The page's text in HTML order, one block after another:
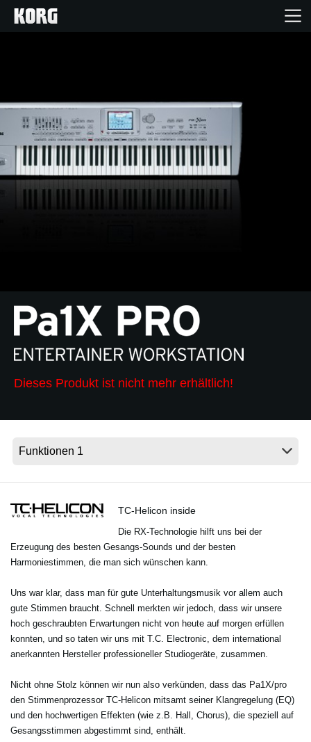
Produkte
Extras
Shop
Neuigkeiten
Gebiet / Land
Dieses Produkt ist nicht mehr erhältlich!
TC-Helicon inside
Die RX-Technologie hilft uns bei der
Erzeugung des besten Gesangs-Sounds und der besten
Harmoniestimmen, die man sich wünschen kann.
Uns war klar, dass man für gute Unterhaltungsmusik vor allem auch
gute Stimmen braucht. Schnell merkten wir jedoch, dass wir unsere
hoch geschraubten Erwartungen nicht von heute auf morgen erfüllen
konnten, und so taten wir uns mit T.C. Electronic, dem international
anerkannten Hersteller professioneller Studiogeräte, zusammen.
Nicht ohne Stolz können wir nun also verkünden, dass das Pa1X/pro
den Stimmenprozessor TC-Helicon mitsamt seiner Klangregelung (EQ)
und den hochwertigen Effekten (wie z.B. Hall, Chorus), die speziell auf
Gesangsstimmen abgestimmt sind, enthält.